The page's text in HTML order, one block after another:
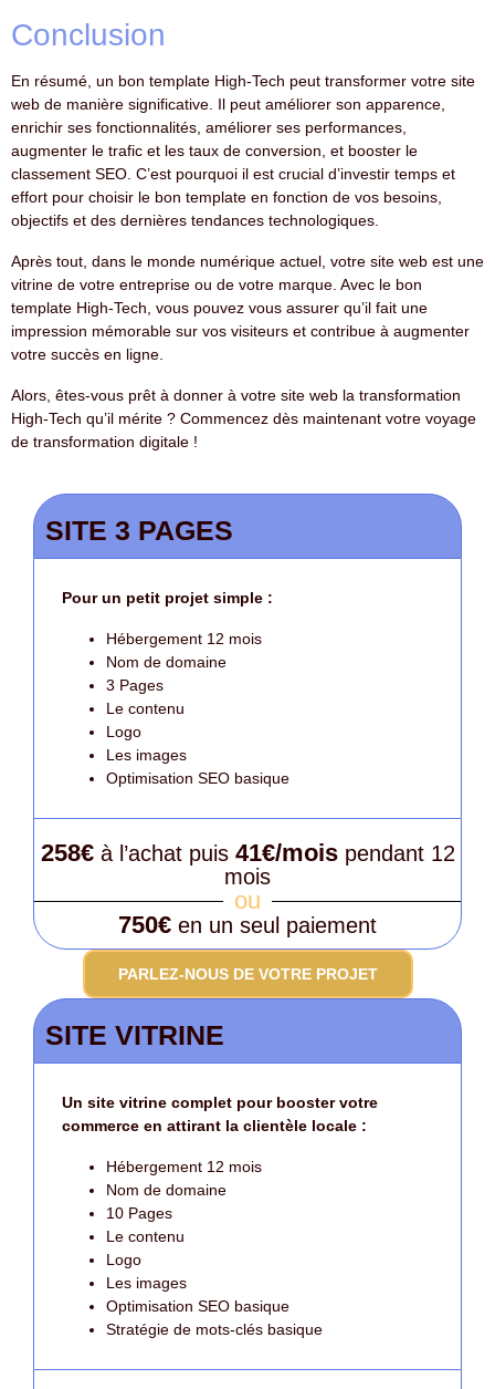
Conclusion
En résumé, un bon template High-Tech peut transformer votre site
web de manière significative. Il peut améliorer son apparence,
enrichir ses fonctionnalités, améliorer ses performances,
augmenter le trafic et les taux de conversion, et booster le
classement SEO. C’est pourquoi il est crucial d’investir temps et
effort pour choisir le bon template en fonction de vos besoins,
objectifs et des dernières tendances technologiques.
Après tout, dans le monde numérique actuel, votre site web est une
vitrine de votre entreprise ou de votre marque. Avec le bon
template High-Tech, vous pouvez vous assurer qu’il fait une
impression mémorable sur vos visiteurs et contribue à augmenter
votre succès en ligne.
Alors, êtes-vous prêt à donner à votre site web la transformation
High-Tech qu’il mérite ? Commencez dès maintenant votre voyage
de transformation digitale !
SITE 3 PAGES
Pour un petit projet simple :
Hébergement 12 mois
Nom de domaine
3 Pages
Le contenu
Logo
Les images
Optimisation SEO basique
258€ à l’achat puis 41€/mois pendant 12
mois
ou
750€ en un seul paiement
PARLEZ-NOUS DE VOTRE PROJET
SITE VITRINE
Un site vitrine complet pour booster votre
commerce en attirant la clientèle locale :
Hébergement 12 mois
Nom de domaine
10 Pages
Le contenu
Logo
Les images
Optimisation SEO basique
Stratégie de mots-clés basique